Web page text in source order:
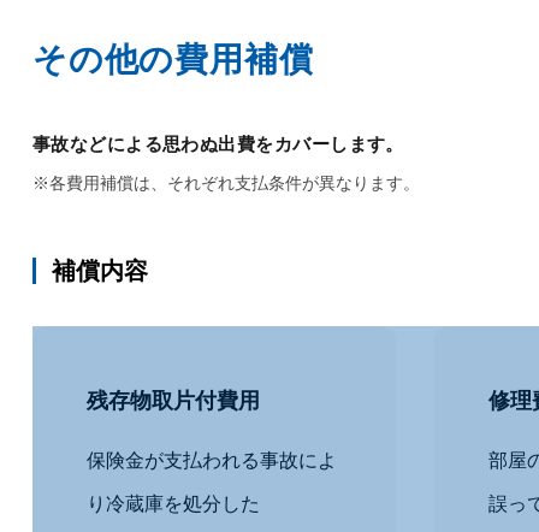
その他の費用補償
事故などによる思わぬ出費をカバーします。
※各費用補償は、それぞれ支払条件が異なります。
補償内容
残存物取片付費用
保険金が支払われる事故によ
り冷蔵庫を処分した
修理
部屋
誤っ